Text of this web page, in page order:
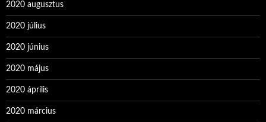
2020 augusztus
2020 július
2020 június
2020 május
2020 április
2020 március